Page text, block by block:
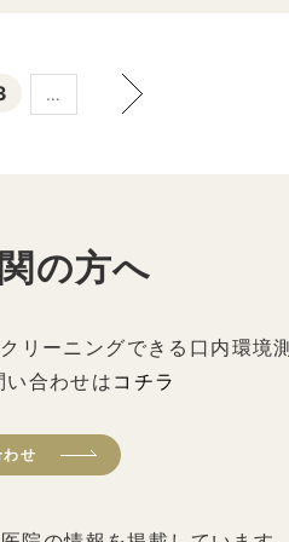
…
の方へ
ーニングできる口内環境
合わせはコチラ
わせ